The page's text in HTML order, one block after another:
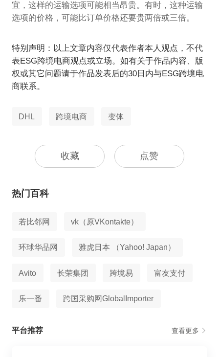
宜，这样的运输选项可能相当昂贵。有时，这种运输
选项的价格，可能比订单价格还要贵两倍或三倍。
特别声明：以上文章内容仅代表作者本人观点，不代
表ESG跨境电商观点或立场。如有关于作品内容、版
权或其它问题请于作品发表后的30日内与ESG跨境电
商联系。
DHL 跨境电商 变体
收藏 点赞
热门百科
若比邻网 vk（原VKontakte）
环球华品网 雅虎日本 （Yahoo! Japan）
Avito 长荣集团 跨境易 富友支付
乐一番 跨国采购网GlobalImporter
平台推荐 查看更多